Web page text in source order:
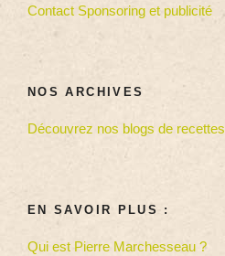
Contact Sponsoring et publicité
NOS ARCHIVES
Découvrez nos blogs de recettes
EN SAVOIR PLUS :
Qui est Pierre Marchesseau ?